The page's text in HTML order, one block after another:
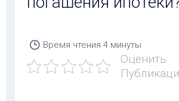
Время чтения 4 минуты
Оценить